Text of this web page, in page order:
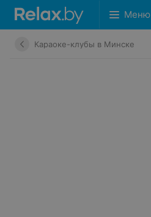
Меню
Караоке-клубы в Минске